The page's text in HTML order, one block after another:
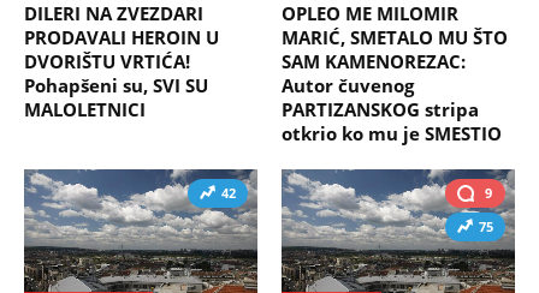
DILERI NA ZVEZDARI
PRODAVALI HEROIN U
DVORIŠTU VRTIĆA!
Pohapšeni su, SVI SU
MALOLETNICI
OPLEO ME MILOMIR
MARIĆ, SMETALO MU ŠTO
SAM KAMENOREZAC:
Autor čuvenog
PARTIZANSKOG stripa
otkrio ko mu je SMESTIO
42
9
75